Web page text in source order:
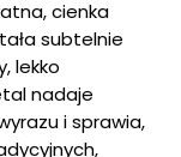
cienka
subtelnie
lekko
nadaje
i sprawia,